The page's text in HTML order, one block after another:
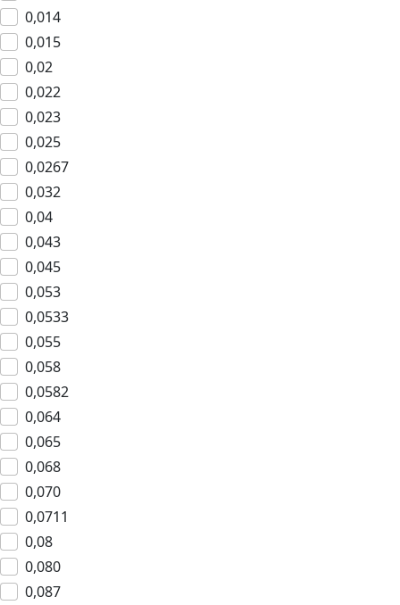
0,014
0,015
0,02
0,022
0,023
0,025
0,0267
0,032
0,04
0,043
0,045
0,053
0,0533
0,055
0,058
0,0582
0,064
0,065
0,068
0,070
0,0711
0,08
0,080
0,087